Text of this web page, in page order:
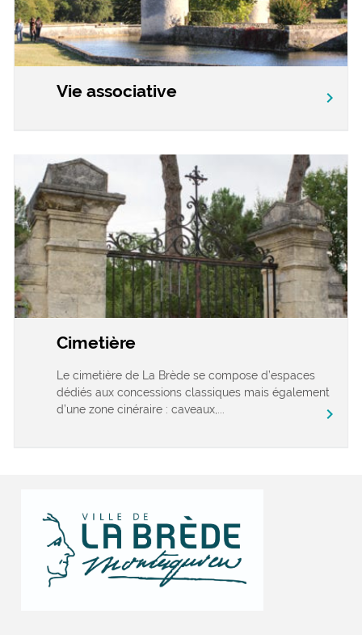
Vie associative chevron_right
Cimetière
Le cimetière de La Brède se compose d’espaces
dédiés aux concessions classiques mais également
d’une zone cinéraire : caveaux,...
chevron_right